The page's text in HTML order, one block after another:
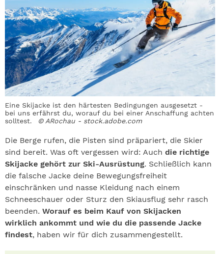
Eine Skijacke ist den härtesten Bedingungen ausgesetzt -
bei uns erfährst du, worauf du bei einer Anschaffung achten
solltest.
© ARochau - stock.adobe.com
Die Berge rufen, die Pisten sind präpariert, die Skier
sind bereit. Was oft vergessen wird: Auch die richtige
Skijacke gehört zur Ski-Ausrüstung. Schließlich kann
die falsche Jacke deine Bewegungsfreiheit
einschränken und nasse Kleidung nach einem
Schneeschauer oder Sturz den Skiausflug sehr rasch
beenden. Worauf es beim Kauf von Skijacken
wirklich ankommt und wie du die passende Jacke
findest, haben wir für dich zusammengestellt.